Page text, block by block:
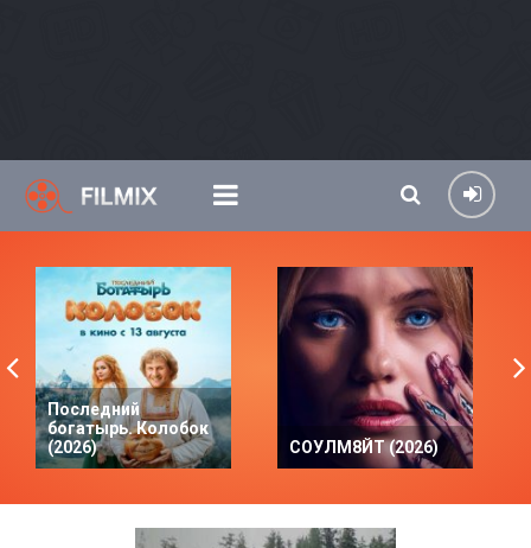
Последний
богатырь. Колобок
(2026)
СОУЛМ8ЙТ (2026)